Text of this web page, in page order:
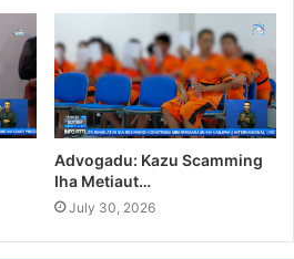
Advogadu: Kazu Scamming
Iha Metiaut…
July 30, 2026